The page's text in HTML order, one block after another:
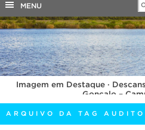
COBALTO
CONCURSOS
EDITAIS
INTERNACIONAL
OUVIDORIA
PORTARIAS
TELEFONES
MENU
Imagem em Destaque ·
Gonçalo –
ARQUIVO DA TAG